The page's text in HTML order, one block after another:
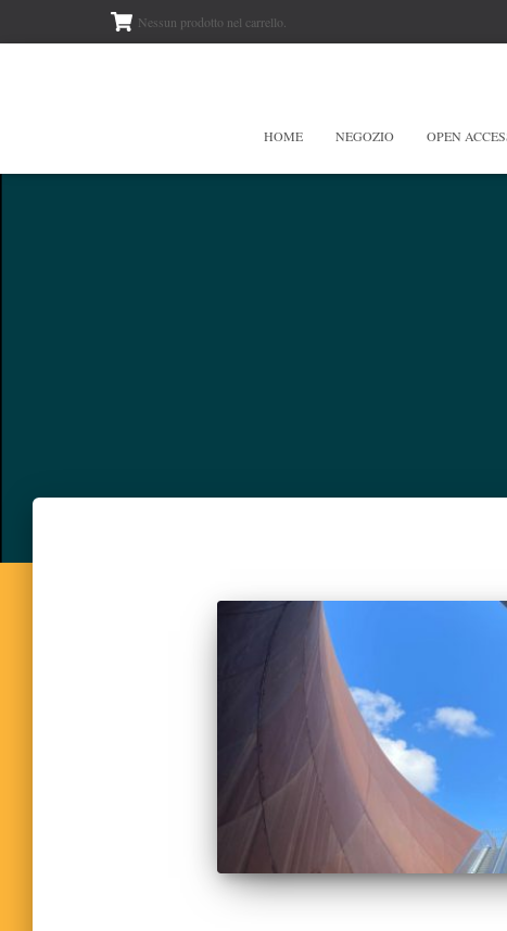
Nessun prodotto nel carrello.
HOME NEGOZIO OPEN